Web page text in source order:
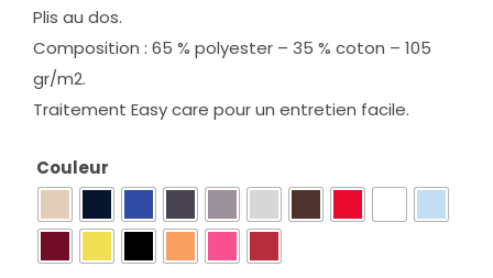
Plis au dos.
Composition : 65 % polyester – 35 % coton – 105
gr/m2.
Traitement Easy care pour un entretien facile.
Couleur